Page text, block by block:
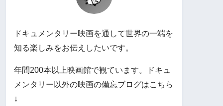
ドキュメンタリー映画を通して世界の一端を
知る楽しみをお伝えしたいです。
年間200本以上映画館で観ています。ドキュ
メンタリー以外の映画の備忘ブログはこちら
↓